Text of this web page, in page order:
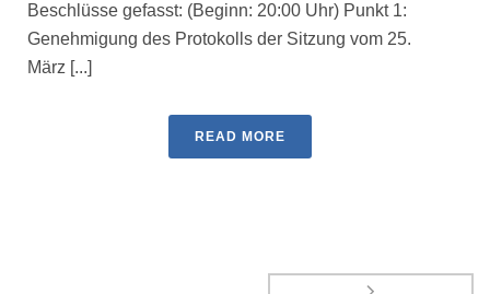
Beschlüsse gefasst: (Beginn: 20:00 Uhr) Punkt 1:
Genehmigung des Protokolls der Sitzung vom 25.
März [...]
READ MORE